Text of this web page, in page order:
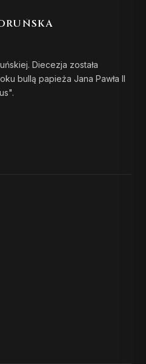
Diecezja została
bullą papieża Jana Pawła II